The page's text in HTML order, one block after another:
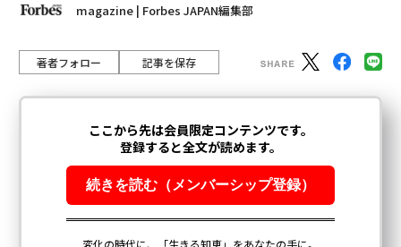
magazine | Forbes JAPAN編集部
著者フォロー 記事を保存